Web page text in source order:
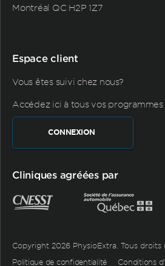
Montréal QC H2P 1Z7
Espace client
Vous êtes suivi chez nous?
Accédez ici à tous vos
CONNEXION
Cliniques agréées par
Copyright 2026 PhysioExtra. Tous droits
Politique de confidentialité
Conditions